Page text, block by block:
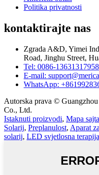
Politika privatnosti
kontaktirajte nas
Zgrada A&D, Yimei
Road, Jinghu Street,
Tel: 0086-13631317958
E-mail:
WhatsApp:
Autorska prava ©
Co., Ltd.
Istaknuti proizvodi, Mapa sajta
Solarij, Preplanulost, Aparat
solarij, LED svjetlosna terapija